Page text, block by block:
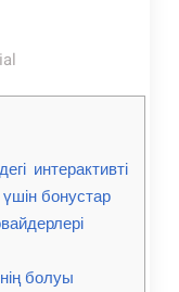
интерактивті
бонустар
болуы